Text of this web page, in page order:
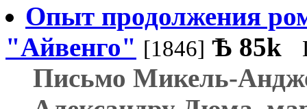
Опыт продолжения
"Айвенго" [1846] Ѣ 85k
Письмо Микель-